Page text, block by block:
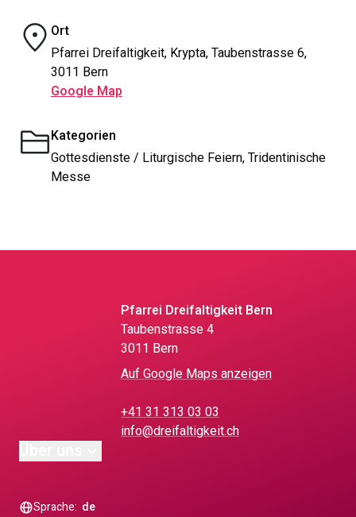
Ort
Pfarrei Dreifaltigkeit, Krypta, Taubenstrasse 6,
3011 Bern
Google Map
Kategorien
Gottesdienste / Liturgische Feiern, Tridentinische
Messe
Pfarrei Dreifaltigkeit Bern
Taubenstrasse 4
3011 Bern
Auf Google Maps anzeigen
+41 31 313 03 03
info@dreifaltigkeit.ch
Sprache: de